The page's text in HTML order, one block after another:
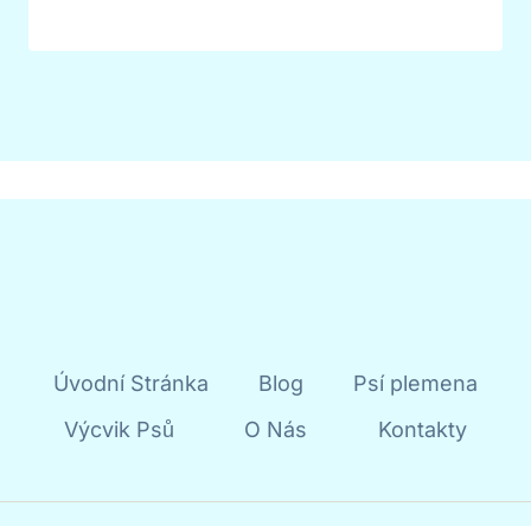
Úvodní Stránka Blog
Psí plemena
Výcvik Psů
O Nás Kontakty